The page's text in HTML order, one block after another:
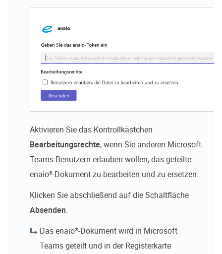
Aktivieren Sie das Kontrollkästchen
Bearbeitungsrechte, wenn Sie anderen Microsoft-
Teams-Benutzern erlauben wollen, das geteilte
enaio®-Dokument zu bearbeiten und zu ersetzen.
Klicken Sie abschließend auf die Schaltfläche
Absenden.
Dasenaio®-Dokument wird in Microsoft
Teams geteilt und in der Registerkarte